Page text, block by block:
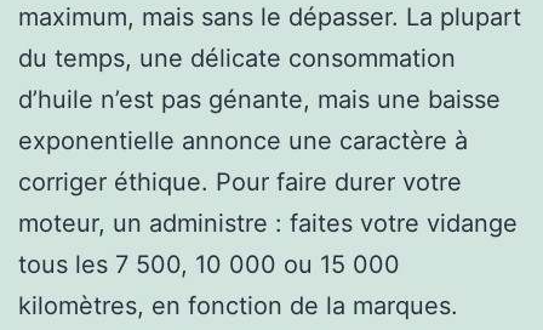
maximum, mais sans le dépasser. La plupart
du temps, une délicate consommation
d’huile n’est pas génante, mais une baisse
exponentielle annonce une caractère à
corriger éthique. Pour faire durer votre
moteur, un administre : faites votre vidange
tous les 7 500, 10 000 ou 15 000
kilomètres, en fonction de la marques.